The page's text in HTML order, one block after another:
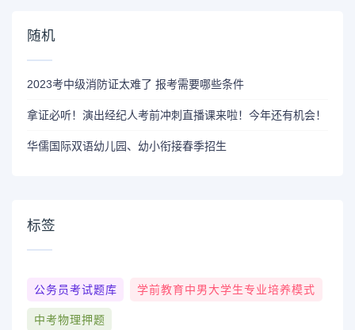
随机
2023考中级消防证太难了 报考需要哪些条件
拿证必听！演出经纪人考前冲刺直播课来啦！今年还有机会！
华儒国际双语幼儿园、幼小衔接春季招生
标签
公务员考试题库 学前教育中男大学生专业培养模式
中考物理押题